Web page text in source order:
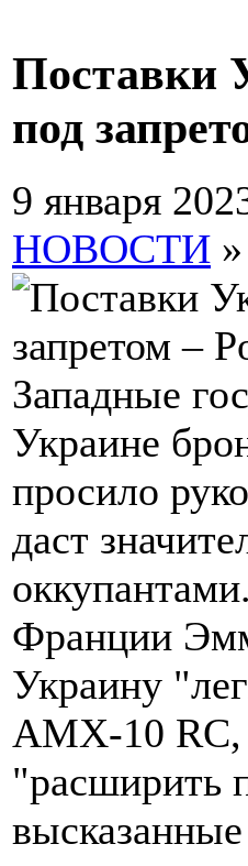
Поставки
под
9 января
НОВОСТИ »
Западные
Украине
просило
даст
Франции
Украину
AMX-10
"расширить